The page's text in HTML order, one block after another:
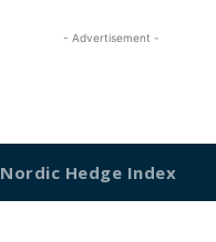
- Advertisement -
Nordic Hedge Index